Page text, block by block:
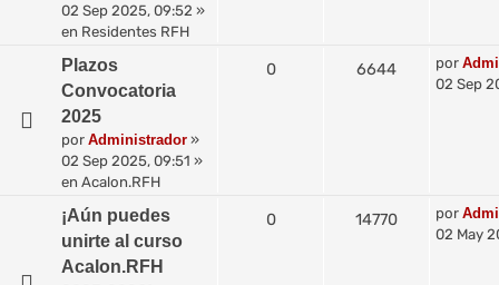
02 Sep 2025, 09:52 »
en Residentes RFH
Plazos
Convocatoria
2025
por Administrador »
02 Sep 2025, 09:51 »
en Acalon.RFH
0 6644 por
02 Sep
¡Aún puedes
unirte al curso
Acalon.RFH
0 14770 por
02 May